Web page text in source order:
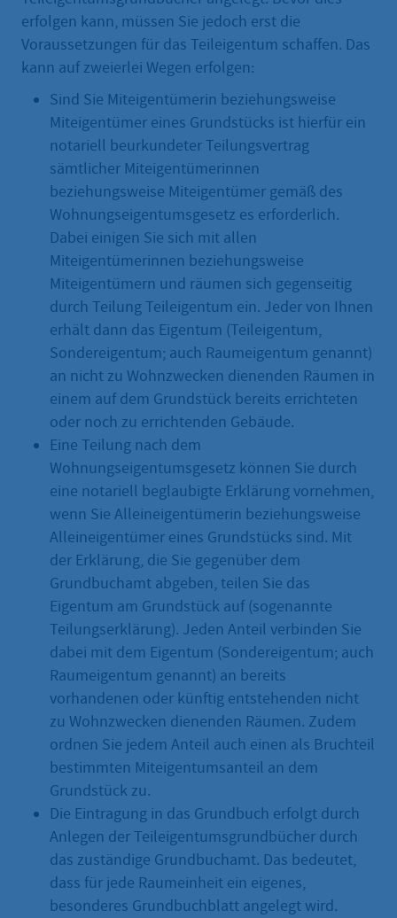
erfolgen kann, müssen Sie jedoch erst die
Voraussetzungen für das Teileigentum schaffen. Das
kann auf zweierlei Wegen erfolgen:
Sind Sie Miteigentümerin beziehungsweise
Miteigentümer eines Grundstücks ist hierfür ein
notariell beurkundeter Teilungsvertrag
sämtlicher Miteigentümerinnen
beziehungsweise Miteigentümer gemäß des
Wohnungseigentumsgesetz es erforderlich.
Dabei einigen Sie sich mit allen
Miteigentümerinnen beziehungsweise
Miteigentümern und räumen sich gegenseitig
durch Teilung Teileigentum ein. Jeder von Ihnen
erhält dann das Eigentum (Teileigentum,
Sondereigentum; auch Raumeigentum genannt)
an nicht zu Wohnzwecken dienenden Räumen in
einem auf dem Grundstück bereits errichteten
oder noch zu errichtenden Gebäude.
Eine Teilung nach dem
Wohnungseigentumsgesetz können Sie durch
eine notariell beglaubigte Erklärung vornehmen,
wenn Sie Alleineigentümerin beziehungsweise
Alleineigentümer eines Grundstücks sind. Mit
der Erklärung, die Sie gegenüber dem
Grundbuchamt abgeben, teilen Sie das
Eigentum am Grundstück auf (sogenannte
Teilungserklärung). Jeden Anteil verbinden Sie
dabei mit dem Eigentum (Sondereigentum; auch
Raumeigentum genannt) an bereits
vorhandenen oder künftig entstehenden nicht
zu Wohnzwecken dienenden Räumen. Zudem
ordnen Sie jedem Anteil auch einen als Bruchteil
bestimmten Miteigentumsanteil an dem
Grundstück zu.
Die Eintragung in das Grundbuch erfolgt durch
Anlegen der Teileigentumsgrundbücher durch
das zuständige Grundbuchamt. Das bedeutet,
dass für jede Raumeinheit ein eigenes,
besonderes Grundbuchblatt angelegt wird.